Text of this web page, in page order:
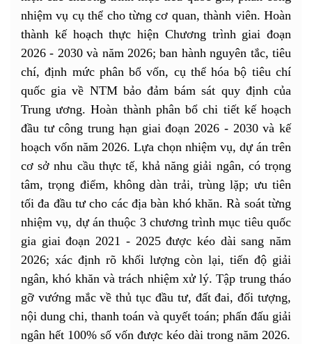
nhiệm vụ cụ thể cho từng cơ quan, thành viên. Hoàn
thành kế hoạch thực hiện Chương trình giai đoạn
2026 - 2030 và năm 2026; ban hành nguyên tắc, tiêu
chí, định mức phân bổ vốn, cụ thể hóa bộ tiêu chí
quốc gia về NTM bảo đảm bám sát quy định của
Trung ương. Hoàn thành phân bổ chi tiết kế hoạch
đầu tư công trung hạn giai đoạn 2026 - 2030 và kế
hoạch vốn năm 2026. Lựa chọn nhiệm vụ, dự án trên
cơ sở nhu cầu thực tế, khả năng giải ngân, có trọng
tâm, trọng điểm, không dàn trải, trùng lặp; ưu tiên
tối đa đầu tư cho các địa bàn khó khăn. Rà soát từng
nhiệm vụ, dự án thuộc 3 chương trình mục tiêu quốc
gia giai đoạn 2021 - 2025 được kéo dài sang năm
2026; xác định rõ khối lượng còn lại, tiến độ giải
ngân, khó khăn và trách nhiệm xử lý. Tập trung tháo
gỡ vướng mắc về thủ tục đầu tư, đất đai, đối tượng,
nội dung chi, thanh toán và quyết toán; phấn đấu giải
ngân hết 100% số vốn được kéo dài trong năm 2026.